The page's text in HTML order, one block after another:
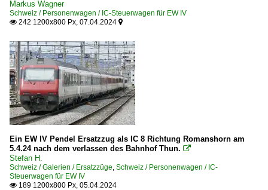
Markus Wagner
Schweiz / Personenwagen / IC-Steuerwagen für EW IV
 242 1200x800 Px, 07.04.2024 
Ein EW IV Pendel Ersatzzug als IC 8 Richtung Romanshorn am
5.4.24 nach dem verlassen des Bahnhof Thun. 
Stefan H.
Schweiz / Galerien / Ersatzzüge Schweiz / Personenwagen / IC-
Steuerwagen für EW IV
 189 1200x800 Px, 05.04.2024